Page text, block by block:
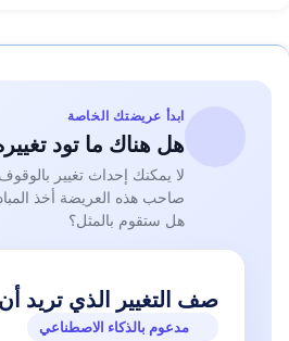
ابدأ عريضتك الخاصة
هل هناك ما تود
لا يمكنك إحداث تغيير
صاحب هذه العريضة أخذ
هل ستقوم بالمثل؟
صف التغيير الذي تريد
مدعوم بالذكاء الاصطناعي